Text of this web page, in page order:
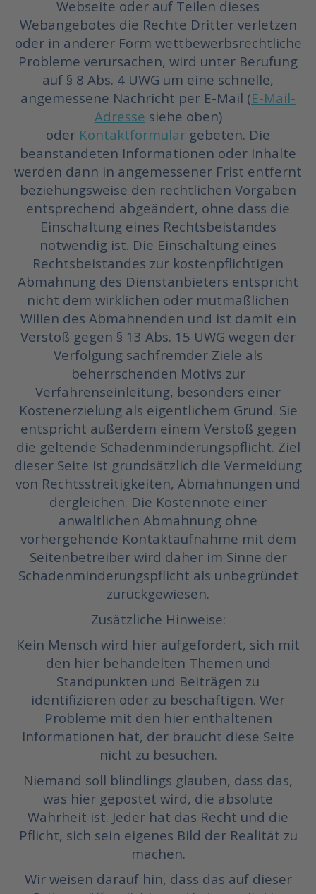
Webseite oder auf Teilen dieses
Webangebotes die Rechte Dritter verletzen
oder in anderer Form wettbewerbsrechtliche
Probleme verursachen, wird unter Berufung
auf § 8 Abs. 4 UWG um eine schnelle,
angemessene Nachricht per E-Mail (E-Mail-
Adresse siehe oben)
oder Kontaktformular gebeten. Die
beanstandeten Informationen oder Inhalte
werden dann in angemessener Frist entfernt
beziehungsweise den rechtlichen Vorgaben
entsprechend abgeändert, ohne dass die
Einschaltung eines Rechtsbeistandes
notwendig ist. Die Einschaltung eines
Rechtsbeistandes zur kostenpflichtigen
Abmahnung des Dienstanbieters entspricht
nicht dem wirklichen oder mutmaßlichen
Willen des Abmahnenden und ist damit ein
Verstoß gegen § 13 Abs. 15 UWG wegen der
Verfolgung sachfremder Ziele als
beherrschenden Motivs zur
Verfahrenseinleitung, besonders einer
Kostenerzielung als eigentlichem Grund. Sie
entspricht außerdem einem Verstoß gegen
die geltende Schadenminderungspflicht. Ziel
dieser Seite ist grundsätzlich die Vermeidung
von Rechtsstreitigkeiten, Abmahnungen und
dergleichen. Die Kostennote einer
anwaltlichen Abmahnung ohne
vorhergehende Kontaktaufnahme mit dem
Seitenbetreiber wird daher im Sinne der
Schadenminderungspflicht als unbegründet
zurückgewiesen.
Zusätzliche Hinweise:
Kein Mensch wird hier aufgefordert, sich mit
den hier behandelten Themen und
Standpunkten und Beiträgen zu
identifizieren oder zu beschäftigen. Wer
Probleme mit den hier enthaltenen
Informationen hat, der braucht diese Seite
nicht zu besuchen.
Niemand soll blindlings glauben, dass das,
was hier gepostet wird, die absolute
Wahrheit ist. Jeder hat das Recht und die
Pflicht, sich sein eigenes Bild der Realität zu
machen.
Wir weisen darauf hin, dass das auf dieser